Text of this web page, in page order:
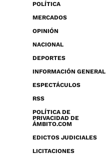
POLÍTICA
MERCADOS
OPINIÓN
NACIONAL
DEPORTES
INFORMACIÓN GENERAL
ESPECTÁCULOS
RSS
POLÍTICA DE
PRIVACIDAD DE
ÁMBITO.COM
EDICTOS JUDICIALES
LICITACIONES